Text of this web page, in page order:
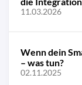
11.03.2026
Wenn dein
– was tun?
02.11.2025